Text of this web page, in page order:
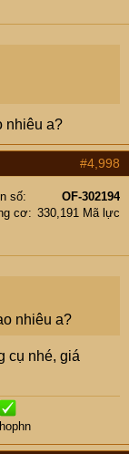
nhiêu a?
#4,998
số
OF-302194
cơ
330,191 Mã lực
nhiêu a?
cụ nhé, giá